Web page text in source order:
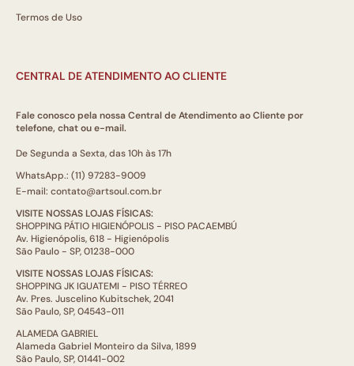
Termos de Uso
CENTRAL DE ATENDIMENTO AO CLIENTE
Fale conosco pela nossa Central de Atendimento ao Cliente por
telefone, chat ou e-mail.
De Segunda a Sexta, das 10h às 17h
WhatsApp.: (11) 97283-9009
E-mail: contato@artsoul.com.br
VISITE NOSSAS LOJAS FÍSICAS:
SHOPPING PÁTIO HIGIENÓPOLIS - PISO PACAEMBÚ
Av. Higienópolis, 618 - Higienópolis
São Paulo - SP, 01238-000
VISITE NOSSAS LOJAS FÍSICAS:
SHOPPING JK IGUATEMI - PISO TÉRREO
Av. Pres. Juscelino Kubitschek, 2041
São Paulo, SP, 04543-011
ALAMEDA GABRIEL
Alameda Gabriel Monteiro da Silva, 1899
São Paulo, SP, 01441-002